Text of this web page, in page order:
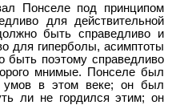
Понселе под принципом
для действительной
быть справедливо и
для гиперболы, асимптоты
быть поэтому справедливо
мнимые. Понселе был
умов в этом веке; он был
ли не гордился этим; он